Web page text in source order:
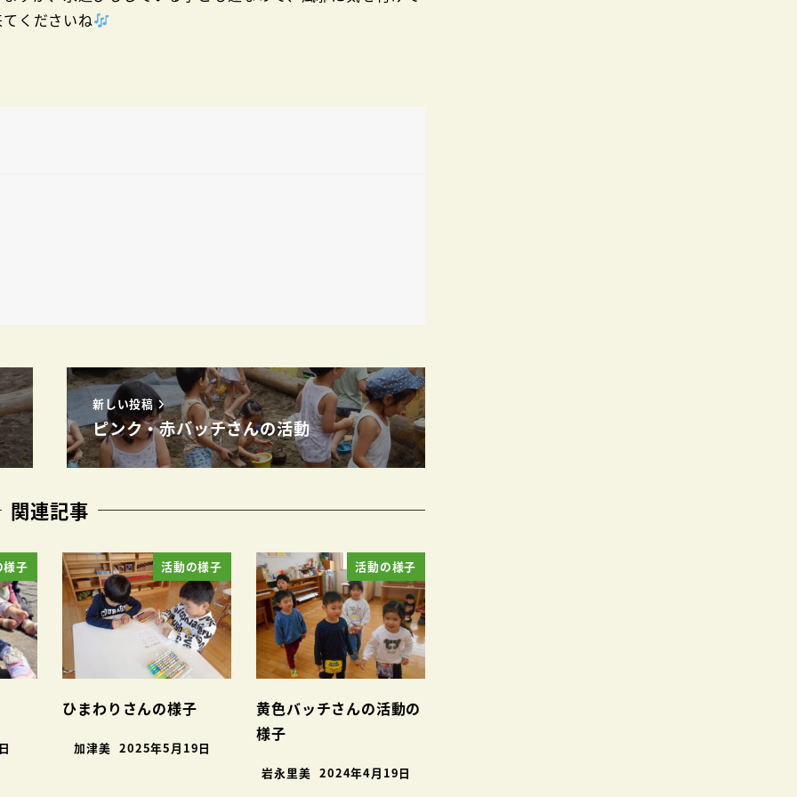
くださいね
新しい投稿
ピンク・赤バッチさんの活動
関連記事
様子 活動の様子
ひまわりさんの様子
加津美 2025年5月19日
活動の様子
黄色バッチさんの活動の
様子
岩永里美 2024年4月19日